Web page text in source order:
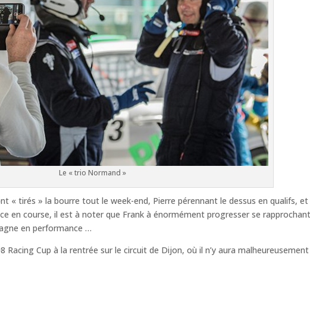
Le « trio Normand »
« tirés » la bourre tout le week-end, Pierre pérennant le dessus en qualifs, et
en course, il est à noter que Frank à énormément progresser se
en performance …
Racing Cup à la rentrée sur le circuit de Dijon, où il n’y aura